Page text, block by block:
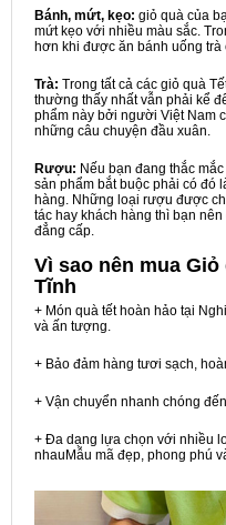
Bánh, mứt, kẹo: giỏ quà của
mứt kẹo với nhiều màu sắc.
hơn khi được ăn bánh uống
Trà: Trong tất cả các giỏ quà
thường thấy nhất vẫn phải kể
phẩm này bởi người Việt Nam
những câu chuyện đầu xuân.
Rượu: Nếu bạn đang thắc mắc
sản phẩm bắt buộc phải có đó
hàng. Những loại rượu được
tác hay khách hàng thì bạn
đẳng cấp.
Vì sao nên mua Giỏ
Tĩnh
+ Món quà tết hoàn hảo tại
và ấn tượng.
+ Bảo đảm hàng tươi sạch,
+ Vận chuyển nhanh chóng
+ Đa dạng lựa chọn với nhiều
nhauMẫu mã đẹp, phong phú